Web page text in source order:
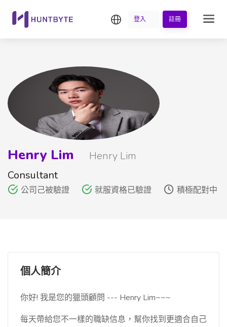
繁中登入 註冊
Henry Lim
Henry Lim
Consultant
公司己被驗證 就服資格已驗證 積極配對中
個人簡介
你好! 我是您的獵頭顧問 --- Henry Lim~~~
每天帶給您不一樣的職缺信息，幫你找到更適合自己